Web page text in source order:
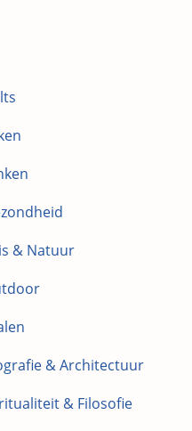
& Natuur
& Architectuur
& Filosofie